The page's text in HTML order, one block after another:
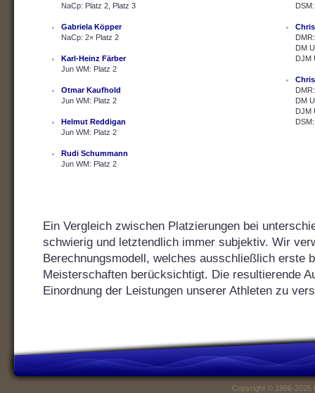
NaCp: Platz 2, Platz 3
Gabriela Köpper
NaCp: 2× Platz 2
Karl-Heinz Färber
Jun WM: Platz 2
Otmar Kaufhold
Jun WM: Platz 2
Helmut Reddigan
Jun WM: Platz 2
Rudi Schummann
Jun WM: Platz 2
DM
DJM
DM
DJM
Ein Vergleich zwischen Platzierungen bei
schwierig und letztendlich immer subjektiv. Wir
Berechnungsmodell, welches ausschließlich erste
Meisterschaften berücksichtigt. Die resultierende
Einordnung der Leistungen unserer Athleten zu
Copyright © 1996-2026